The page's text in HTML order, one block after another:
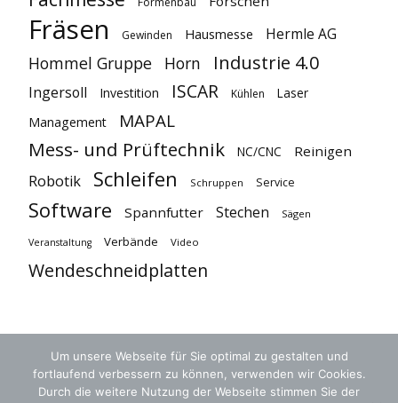
Fräsen Gewinden Hausmesse Hermle AG
Hommel Gruppe Horn Industrie 4.0
Ingersoll Investition ISCAR Kühlen
Laser
Management
MAPAL
Mess- und Prüftechnik NC/CNC Reinigen
Robotik Schleifen Schruppen Service
Software Spannfutter Stechen Sägen
Veranstaltung Verbände Video
Wendeschneidplatten
Um unsere Webseite für Sie optimal zu gestalten und
fortlaufend verbessern zu können, verwenden wir Cookies.
Durch die weitere Nutzung der Webseite stimmen Sie der